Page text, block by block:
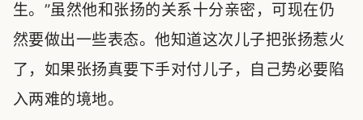
生。”虽然他和张扬的关系十分亲密，可现在仍
然要做出一些表态。他知道这次儿子把张扬惹火
了，如果张扬真要下手对付儿子，自己势必要陷
入两难的境地。